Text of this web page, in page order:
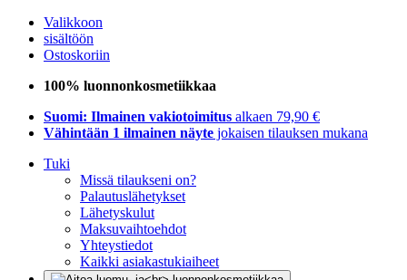
Valikkoon
sisältöön
Ostoskoriin
100% luonnonkosmetiikkaa
Suomi: Ilmainen vakiotoimitus alkaen 79,90 €
Vähintään 1 ilmainen näyte jokaisen tilauksen mukana
Tuki
Missä tilaukseni on?
Palautuslähetykset
Lähetyskulut
Maksuvaihtoehdot
Yhteystiedot
Kaikki asiakastukiaiheet